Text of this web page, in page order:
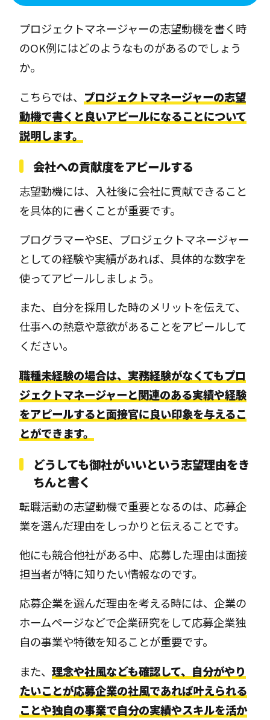
プロジェクトマネージャーの志望動機を書く時
のOK例にはどのようなものがあるのでしょう
か。
こちらでは、 プロジェクトマネージャーの志望
動機で書くと良いアピールになることについて
説明します。
会社への貢献度をアピールする
志望動機には、入社後に会社に貢献できること
を具体的に書くことが重要です。
プログラマーやSE、プロジェクトマネージャー
としての経験や実績があれば、具体的な数字を
使ってアピールしましょう。
また、自分を採用した時のメリットを伝えて、
仕事への熱意や意欲があることをアピールして
ください。
職種未経験の場合は、実務経験がなくてもプロ
ジェクトマネージャーと関連のある実績や経験
をアピールすると面接官に良い印象を与えるこ
とができます。
どうしても御社がいいという志望理由をき
ちんと書く
転職活動の志望動機で重要となるのは、応募企
業を選んだ理由をしっかりと伝えることです。
他にも競合他社がある中、応募した理由は面接
担当者が特に知りたい情報なのです。
応募企業を選んだ理由を考える時には、企業の
ホームページなどで企業研究をして応募企業独
自の事業や特徴を知ることが重要です。
また、理念や社風なども確認して、自分がやり
たいことが応募企業の社風であれば叶えられる
ことや独自の事業で自分の実績やスキルを活か